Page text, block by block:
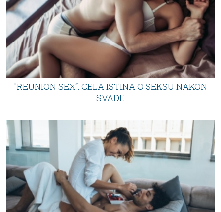
"REUNION SEX“: CELA ISTINA O SEKSU NAKON
SVAĐE